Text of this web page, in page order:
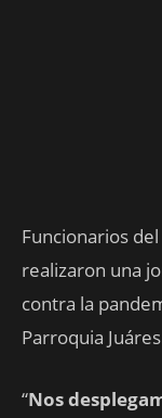
Funcionarios
realizaron una
contra la
Parroquia
“Nos